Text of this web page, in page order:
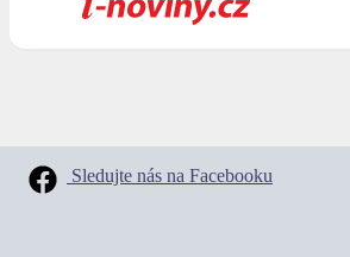
Sledujte nás na Facebooku